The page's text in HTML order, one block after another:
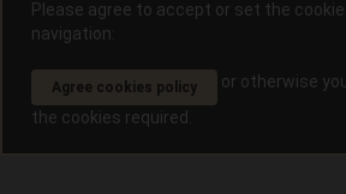
нелегально, семена можно приобрести
для кормления птиц или в качестве
не используются для лечения заболеваний.
со своим врачом, прежде чем употреблять
ответственность за обеспечение
Please agree to accept or set the
navigation:
Agree cookies policy or otherwise
the cookies required.